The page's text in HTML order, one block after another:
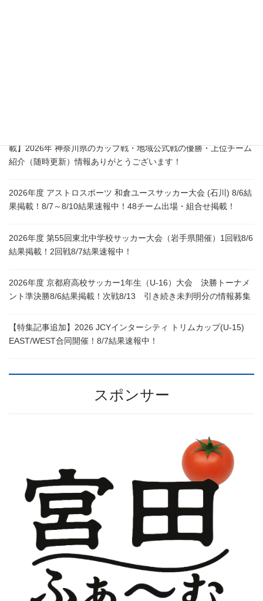
載】2026年 神奈川県のカップ戦・地域公式戦の優勝・上位チーム
紹介（随時更新）情報ありがとうございます！
2026年度 アストロスポーツ 和倉ユースサッカー大会 (石川) 8/6結
果掲載！8/7～8/10結果速報中！48チーム出場・組合せ掲載！
2026年度 第55回東北中学校サッカー大会（岩手県開催）1回戦8/6
結果掲載！2回戦8/7結果速報中！
2026年度 京都府高校サッカー1年生（U-16）大会 決勝トーナメ
ント準決勝8/6結果掲載！次戦8/13 引き続き未判明分の情報募集
【特集記事追加】2026 JCYインターシティ トリムカップ(U-15)
EAST/WEST合同開催！8/7結果速報中！
スポンサー